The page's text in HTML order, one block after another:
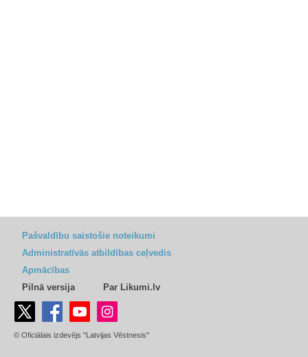
Pašvaldību saistošie noteikumi
Administratīvās atbildības ceļvedis
Apmācības
Pilnā versija
Par Likumi.lv
© Oficiālais izdevējs "Latvijas Vēstnesis"